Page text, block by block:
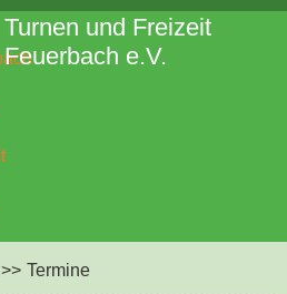
Turnen und Freizeit
Feuerbach e.V.
>> Termine